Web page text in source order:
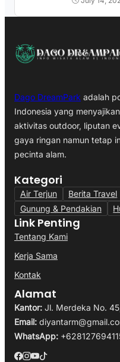
Dago DreamPark adalah
Indonesia yang
aktivitas outdoor, liputan
gaya ringan namun tetap
pecinta alam.
Kategori
Air Terjun Berita Travel
Gunung & Pendakian
Link Penting
Tentang Kami
Kerja Sama
Kontak
Alamat
Kantor: Jl. Merdeka No.
Email:
WhatsApp: